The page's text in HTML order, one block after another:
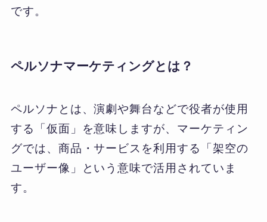
です。
ペルソナマーケティングとは？
ペルソナとは、演劇や舞台などで役者が使用
する「仮面」を意味しますが、マーケティン
グでは、商品・サービスを利用する「架空の
ユーザー像」という意味で活用されていま
す。